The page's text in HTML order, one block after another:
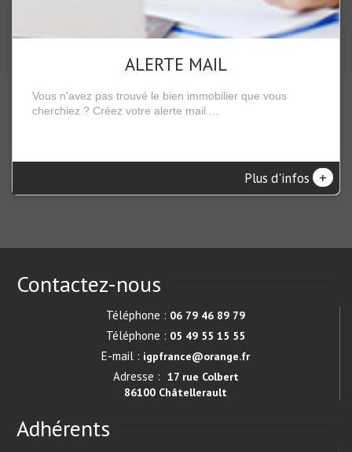
ALERTE MAIL
Vous n'avez pas trouvé le bien immobilier que vous
cherchiez ? Créez votre alerte mail ...
Plus d'infos +
Contactez-nous
Téléphone : 06 79 46 89 79
Téléphone : 05 49 55 15 55
E-mail : igpfrance@orange.fr
Adresse : 17 rue Colbert
86100 Châtellerault
Adhérents